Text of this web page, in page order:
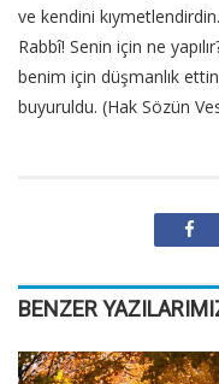
ve kendini
Rabbî! Senin için ne
benim için düşmanlık
buyuruldu. (Hak Sözün
BENZER